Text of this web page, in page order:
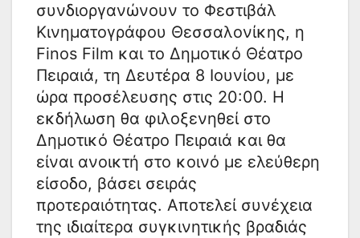
συνδιοργανώνουν το Φεστιβάλ
Κινηματογράφου Θεσσαλονίκης, η
Finos Film και το Δημοτικό Θέατρο
Πειραιά, τη Δευτέρα 8 Ιουνίου, με
ώρα προσέλευσης στις 20:00. Η
εκδήλωση θα φιλοξενηθεί στο
Δημοτικό Θέατρο Πειραιά και θα
είναι ανοικτή στο κοινό με ελεύθερη
είσοδο, βάσει σειράς
προτεραιότητας. Αποτελεί συνέχεια
της ιδιαίτερα συγκινητικής βραδιάς